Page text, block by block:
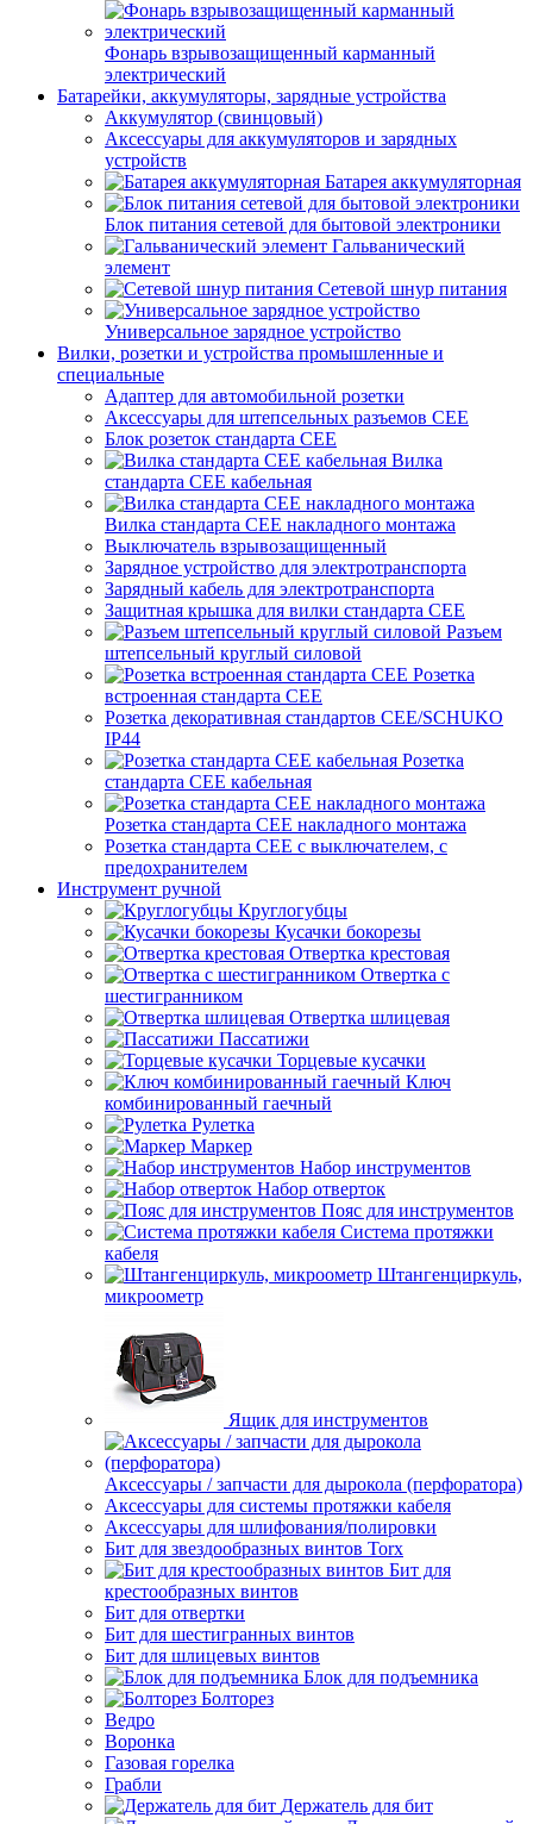
Фонарь взрывозащищенный карманный
электрический
Батарейки, аккумуляторы, зарядные устройства
Аккумулятор (свинцовый)
Аксессуары для аккумуляторов и зарядных
устройств
Батарея аккумуляторная
Блок питания сетевой для бытовой электроники
Гальванический
элемент
Сетевой шнур питания
Универсальное зарядное устройство
Вилки, розетки и устройства промышленные и
специальные
Адаптер для автомобильной розетки
Аксессуары для штепсельных разъемов CEE
Блок розеток стандарта CEE
Вилка
стандарта CEE кабельная
Вилка стандарта CEE накладного монтажа
Выключатель взрывозащищенный
Зарядное устройство для электротранспорта
Зарядный кабель для электротранспорта
Защитная крышка для вилки стандарта CEE
Разъем
штепсельный круглый силовой
Розетка
встроенная стандарта CEE
Розетка декоративная стандартов CEE/SCHUKO
IP44
Розетка
стандарта СЕЕ кабельная
Розетка стандарта СЕЕ накладного монтажа
Розетка стандарта СЕЕ с выключателем, с
предохранителем
Инструмент ручной
Круглогубцы
Кусачки бокорезы
Отвертка крестовая
Отвертка с
шестигранником
Отвертка шлицевая
Пассатижи
Торцевые кусачки
Ключ
комбинированный гаечный
Рулетка
Маркер
Набор инструментов
Набор отверток
Пояс для инструментов
Система протяжки
кабеля
Штангенциркуль,
микроометр
Ящик для инструментов
Аксессуары / запчасти для дырокола (перфоратора)
Аксессуары для системы протяжки кабеля
Аксессуары для шлифования/полировки
Бит для звездообразных винтов Torx
Бит для
крестообразных винтов
Бит для отвертки
Бит для шестигранных винтов
Бит для шлицевых винтов
Блок для подъемника
Болторез
Ведро
Воронка
Газовая горелка
Грабли
Держатель для бит